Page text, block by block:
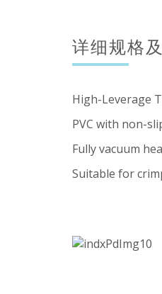
详细规格
High-Leverage
PVC with non-
Fully vacuum
Suitable for